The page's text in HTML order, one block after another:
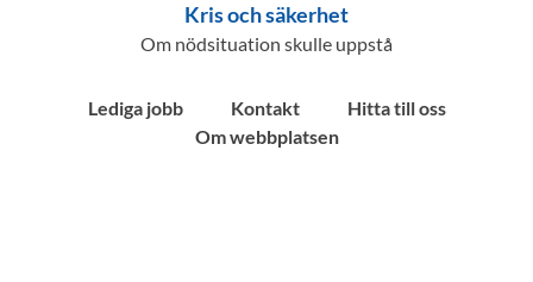
Kris och säkerhet
Om nödsituation skulle uppstå
Lediga jobb Kontakt
Hitta till oss
Om webbplatsen